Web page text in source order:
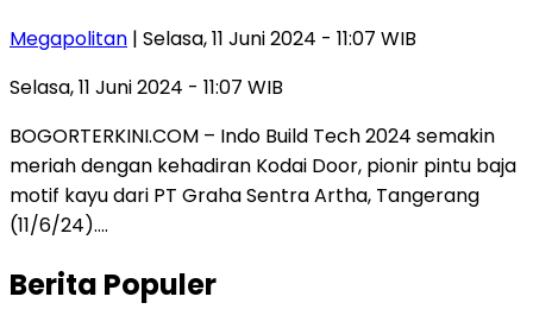
Megapolitan | Selasa, 11 Juni 2024 - 11:07 WIB
Selasa, 11 Juni 2024 - 11:07 WIB
BOGORTERKINI.COM – Indo Build Tech 2024 semakin
meriah dengan kehadiran Kodai Door, pionir pintu baja
motif kayu dari PT Graha Sentra Artha, Tangerang
(11/6/24)….
Berita Populer